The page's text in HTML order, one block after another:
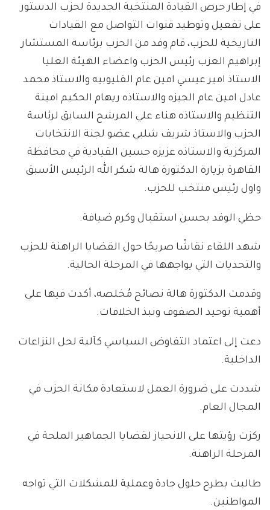
في إطار حرص القيادة المنتخبة الجديدة لحزب الدستور
على تفعيل وتوطيد قنوات التواصل مع القيادات
التاريخية للحزب، قام وفد من الحزب برئاسة المستشار
إبراهيم العزب رئيس الحزب واعضاء الهيئة العليا
الاستاذ امير عيسي امين عام القليوبيه والاستاذ محمد
عادل امين عام الجيزه والاستاذه ريهام الحكيم امينة
التنظيم والاستاذه هناء علي المرشح السابق لرئاسة
الحزب والاستاذ شريف شلبي عضو لجنة الانتخابات
المركزية والاستاذه عزيزه حسين القيادية في محافظة
القاهرة بزيارة الدكتورة هالة شكر الله الرئيس الأسبق
واول رئيس منتخب للحزب.
حظي الوفد بحسن استقبال وكرم ضيافة.
شهد اللقاء نقاشًا صريحًا حول القضايا الراهنة للحزب
والتحديات التي يواجهها في المرحلة الحالية.
وقدمت الدكتورة هالة نصائح مُخلصه، أكدت فيها علي
أهمية توحيد الصفوف ونبذ الخلافات.
دعت إلى اعتماد التفاوض السياسي كآلية لحل النزاعات
الداخلية.
شددت على ضرورة العمل لاستعادة مكانة الحزب في
المجال العام.
ركزت رؤيتها على الانحياز لقضايا الجماهير الملحة في
المرحلة الراهنة.
طالبت بطرح حلول جادة وعملية للمشكلات التي تواجه
المواطنين.